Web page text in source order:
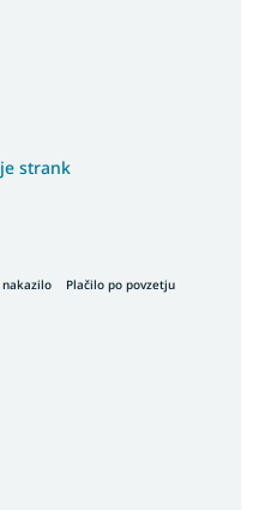
strank
nakazilo Plačilo po povzetju